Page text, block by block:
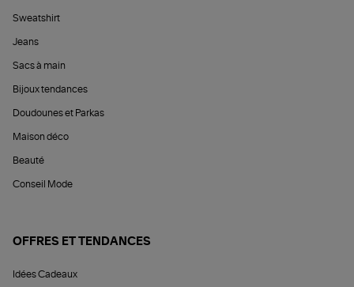
Sweatshirt
Jeans
Sacs à main
Bijoux tendances
Doudounes et Parkas
Maison déco
Beauté
Conseil Mode
OFFRES ET TENDANCES
Idées Cadeaux